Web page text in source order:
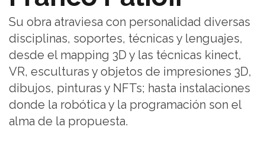
Su obra atraviesa con personalidad diversas
disciplinas, soportes, técnicas y lenguajes,
desde el mapping 3D y las técnicas kinect,
VR, esculturas y objetos de impresiones 3D,
dibujos, pinturas y NFTs; hasta instalaciones
donde la robótica y la programación son el
alma de la propuesta.